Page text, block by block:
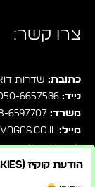
צרו קשר:
כתובת: שדרות דואני 46,
נייד: 6657536
משרד: 6597707
מייל:
עקבו אחרינו
שלחו לנו
הודעת קוקיז (Cookies)